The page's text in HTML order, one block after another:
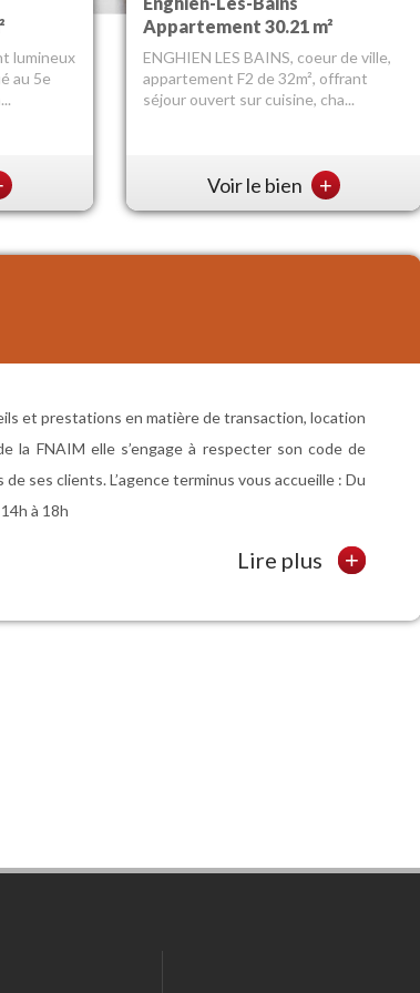
lumineux
au 5e
de toutes
centre
Appartement 30.21 m²
ENGHIEN LES BAINS, coeur de ville,
appartement F2 de 32m², offrant
séjour ouvert sur cuisine, cha...
Voir le bien +
Maison 140 m²
ENGHIEN LES BAINS, en plein
centre-ville, superbe maison 1930
offrant entrée, séjour double, cuis...
Voir le bien +
et prestations en matière de transaction, location
la FNAIM elle s’engage à respecter son code de
ses clients. L’agence terminus vous accueille : Du
à 18h
Lire plus +